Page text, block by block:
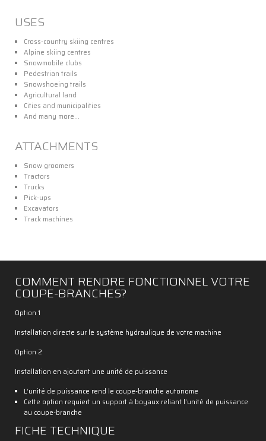
USES
Cross-country skiing centres
Alpine skiing centres
Snowmobile clubs
Pedestrian trails
Snowshoeing trails
Agricultural land
Cities and municipalities
And many more…
ATTACHMENTS
Snow groomers
Tractors
Trucks
Pick-ups
Excavators
Track machines
COMMENT RENDRE FONCTIONNEL VOTRE
COUPE-BRANCHES?
Option 1
Installation directe sur le système hydraulique de votre machine
Option 2
Installation en ajoutant une unité de puissance
L’unité de puissance rend le coupe-branche autonome
Cette option requiert un support à boyaux reliant l’unité de puissance
au coupe-branche
FICHE TECHNIQUE